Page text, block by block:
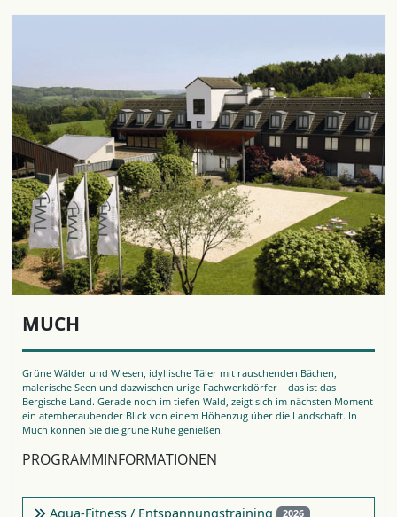
MUCH
Grüne Wälder und Wiesen, idyllische Täler mit rauschenden Bächen,
malerische Seen und dazwischen urige Fachwerkdörfer – das ist das
Bergische Land. Gerade noch im tiefen Wald, zeigt sich im nächsten Moment
ein atemberaubender Blick von einem Höhenzug über die Landschaft. In
Much können Sie die grüne Ruhe genießen.
PROGRAMMINFORMATIONEN
Aqua-Fitness / Entspannungstraining 2026